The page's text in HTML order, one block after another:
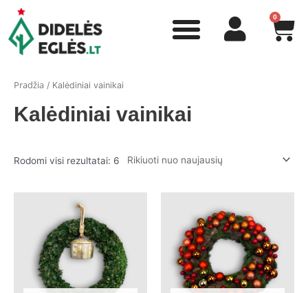
Pradžia / Kalėdiniai vainikai
Kalėdiniai vainikai
Rodomi visi rezultatai: 6